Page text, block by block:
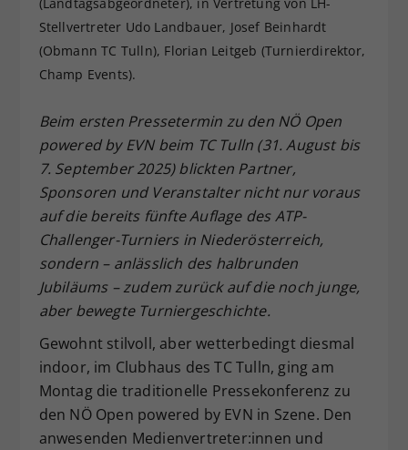
(Landtagsabgeordneter), in Vertretung von LH-
Stellvertreter Udo Landbauer, Josef Beinhardt
(Obmann TC Tulln), Florian Leitgeb (Turnierdirektor,
Champ Events).
Beim ersten Pressetermin zu den NÖ Open
powered by EVN beim TC Tulln (31. August bis
7. September 2025) blickten Partner,
Sponsoren und Veranstalter nicht nur voraus
auf die bereits fünfte Auflage des ATP-
Challenger-Turniers in Niederösterreich,
sondern – anlässlich des halbrunden
Jubiläums – zudem zurück auf die noch junge,
aber bewegte Turniergeschichte.
Gewohnt stilvoll, aber wetterbedingt diesmal
indoor, im Clubhaus des TC Tulln, ging am
Montag die traditionelle Pressekonferenz zu
den NÖ Open powered by EVN in Szene. Den
anwesenden Medienvertreter:innen und
Zweck
Dieser Wert speichert Ihre Consent-
Einstellungen. Unter anderem eine
zufällig generierte ID, für die
historische Speicherung Ihrer
Webseiten-Betreiber dies eingestellt
hat.